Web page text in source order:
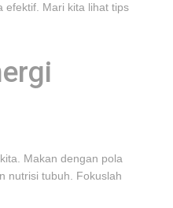
efektif. Mari kita lihat tips
Makan dengan pola
nutrisi tubuh. Fokuslah